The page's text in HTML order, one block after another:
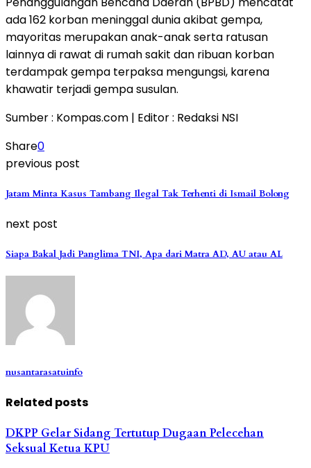
ada 162 korban meninggal dunia akibat gempa,
mayoritas merupakan anak-anak serta ratusan
lainnya di rawat di rumah sakit dan ribuan korban
terdampak gempa terpaksa mengungsi, karena
khawatir terjadi gempa susulan.
Sumber : Kompas.com | Editor : Redaksi NSI
Share0
previous post
Jatam Minta Kasus Tambang Ilegal Tak Terhenti di Ismail Bolong
next post
Siapa Bakal Jadi Panglima TNI, Apa dari Matra AD, AU atau AL
nusantarasatuinfo
Related posts
DKPP Gelar Sidang Tertutup Dugaan Pelecehan
Seksual Ketua KPU